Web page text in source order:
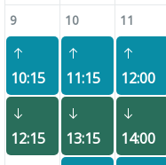
9
10:15
12:15
10
11:15
13:15
11
12:00
14:00